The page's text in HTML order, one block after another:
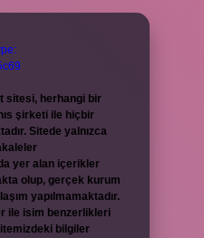
sitesi, herhangi bir
şirketi ile hiçbir
Sitede yalnızca
yer alan içerikler
olup, gerçek kurum
yapılmamaktadır.
ile isim benzerlikleri
bilgiler